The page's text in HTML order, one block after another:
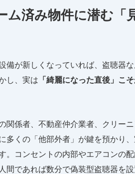
ム済み物件に潜む「
備が新しくなっていれば、盗聴器な
し、実は 「綺麗になった直後」こそ
関係者、不動産仲介業者、クリー
多くの「他部外者」が鍵を預かり
。コンセントの内部やエアコンの
間であれば数分で偽装型盗聴器を